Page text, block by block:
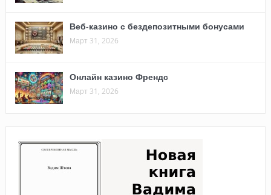
Веб-казино с бездепозитными бонусами
Март 31, 2026
Онлайн казино Френдс
Март 31, 2026